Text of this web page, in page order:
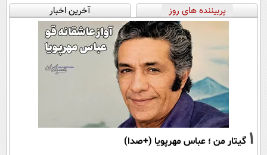
پربیننده های روز آخرین اخبار
1 گیتار من ؛ عباس مهرپویا (+صدا)